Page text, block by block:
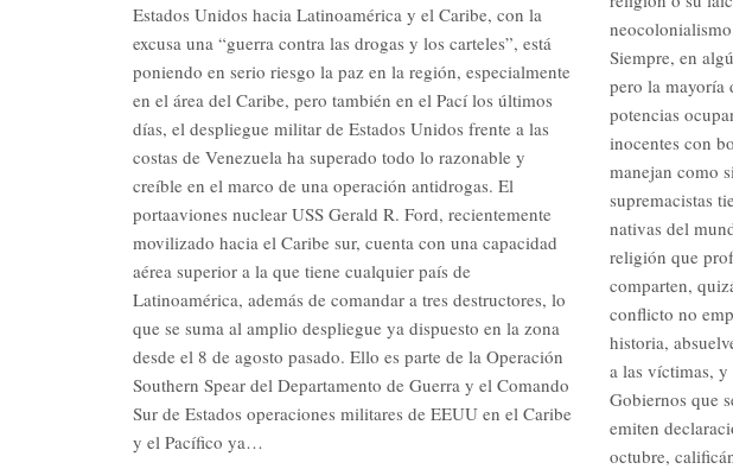
Estados Unidos hacia Latinoamérica y el Caribe, con la
excusa una “guerra contra las drogas y los carteles”, está
poniendo en serio riesgo la paz en la región, especialmente
en el área del Caribe, pero también en el Pací los últimos
días, el despliegue militar de Estados Unidos frente a las
costas de Venezuela ha superado todo lo razonable y
creíble en el marco de una operación antidrogas. El
portaaviones nuclear USS Gerald R. Ford, recientemente
movilizado hacia el Caribe sur, cuenta con una capacidad
aérea superior a la que tiene cualquier país de
Latinoamérica, además de comandar a tres destructores, lo
que se suma al amplio despliegue ya dispuesto en la zona
desde el 8 de agosto pasado. Ello es parte de la Operación
Southern Spear del Departamento de Guerra y el Comando
Sur de Estados operaciones militares de EEUU en el Caribe
y el Pacífico ya…
Siempre, en
pero la mayoría
potencias
inocentes con
manejan como
supremacistas
nativas del
religión que
comparten,
conflicto no
historia,
a las víctimas, y
Gobiernos que
emiten
octubre,